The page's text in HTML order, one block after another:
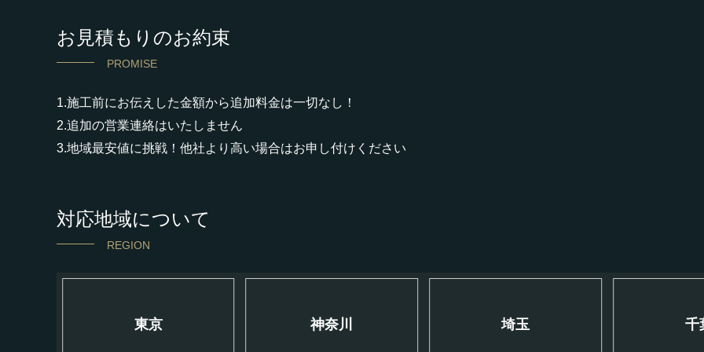
お見積もりのお約束
PROMISE
1.施工前にお伝えした金額から追加料金は一切なし！
2.追加の営業連絡はいたしません
3.地域最安値に挑戦！他社より高い場合はお申し付けください
対応地域について
REGION
東京 神奈川 埼玉 千